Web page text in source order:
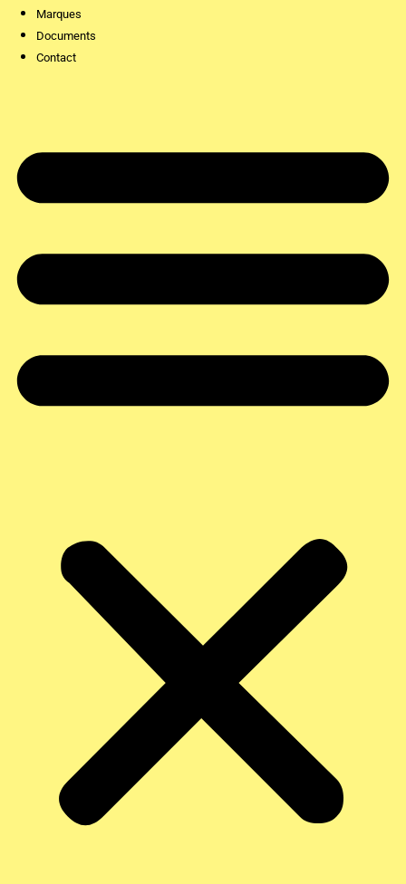
Marques
Documents
Contact